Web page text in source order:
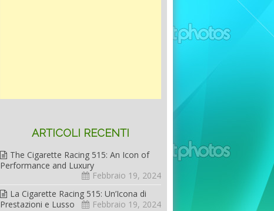
ARTICOLI RECENTI
The Cigarette Racing 515: An Icon of
Performance and Luxury
Febbraio 19, 2024
La Cigarette Racing 515: Un’Icona di
Prestazioni e Lusso
Febbraio 19, 2024